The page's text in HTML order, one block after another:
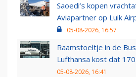
Saoedi’s kopen
Aviapartner op Luik
05-08-2026, 16:57
Raamstoeltje in de
Lufthansa kost dat
05-08-2026, 16:41